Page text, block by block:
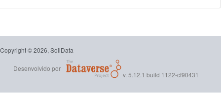
Copyright © 2026, SoilData
Desenvolvido por
v. 5.12.1 build 1122-cf90431